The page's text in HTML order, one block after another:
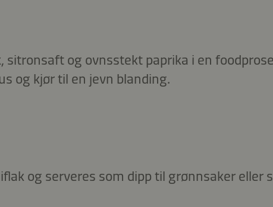
sitronsaft og ovnsstekt paprika i en
og kjør til en jevn blanding.
og serveres som dipp til grønnsaker eller